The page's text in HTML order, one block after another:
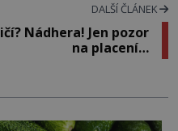
DALŠÍ ČLÁNEK
Nádhera! Jen pozor
na placení…